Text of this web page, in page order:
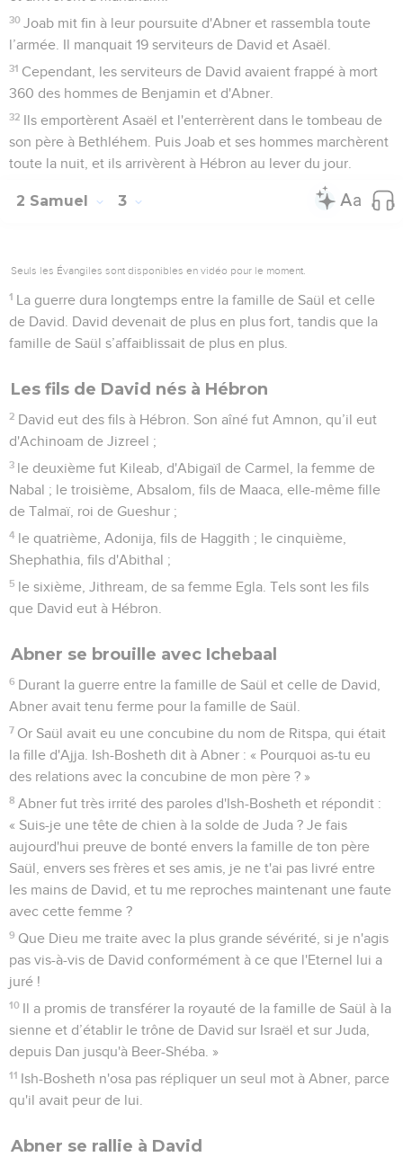
30 Joab mit fin à leur poursuite d'Abner et rassembla toute
l’armée. Il manquait 19 serviteurs de David et Asaël.
31 Cependant, les serviteurs de David avaient frappé à mort
360 des hommes de Benjamin et d'Abner.
32 Ils emportèrent Asaël et l'enterrèrent dans le tombeau de
son père à Bethléhem. Puis Joab et ses hommes marchèrent
toute la nuit, et ils arrivèrent à Hébron au lever du jour.
2 Samuel 3
Seuls les Évangiles sont disponibles en vidéo pour le moment.
1 La guerre dura longtemps entre la famille de Saül et celle
de David. David devenait de plus en plus fort, tandis que la
famille de Saül s’affaiblissait de plus en plus.
Les fils de David nés à Hébron
2 David eut des fils à Hébron. Son aîné fut Amnon, qu’il eut
d'Achinoam de Jizreel ;
3 le deuxième fut Kileab, d'Abigaïl de Carmel, la femme de
Nabal ; le troisième, Absalom, fils de Maaca, elle-même fille
de Talmaï, roi de Gueshur ;
4 le quatrième, Adonija, fils de Haggith ; le cinquième,
Shephathia, fils d'Abithal ;
5 le sixième, Jithream, de sa femme Egla. Tels sont les fils
que David eut à Hébron.
Abner se brouille avec Ichebaal
6 Durant la guerre entre la famille de Saül et celle de David,
Abner avait tenu ferme pour la famille de Saül.
7 Or Saül avait eu une concubine du nom de Ritspa, qui était
la fille d'Ajja. Ish-Bosheth dit à Abner : « Pourquoi as-tu eu
des relations avec la concubine de mon père ? »
8 Abner fut très irrité des paroles d'Ish-Bosheth et répondit :
« Suis-je une tête de chien à la solde de Juda ? Je fais
aujourd'hui preuve de bonté envers la famille de ton père
Saül, envers ses frères et ses amis, je ne t'ai pas livré entre
les mains de David, et tu me reproches maintenant une faute
avec cette femme ?
9 Que Dieu me traite avec la plus grande sévérité, si je n'agis
pas vis-à-vis de David conformément à ce que l'Eternel lui a
juré !
10 Il a promis de transférer la royauté de la famille de Saül à la
sienne et d’établir le trône de David sur Israël et sur Juda,
depuis Dan jusqu'à Beer-Shéba. »
11 Ish-Bosheth n'osa pas répliquer un seul mot à Abner, parce
qu'il avait peur de lui.
Abner se rallie à David